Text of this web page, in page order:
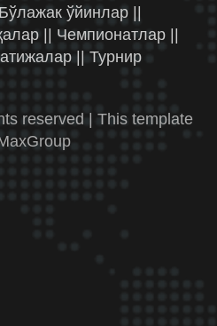
ўйинлар ||
|| Чемпионатлар ||
|| Турнир
reserved | This template